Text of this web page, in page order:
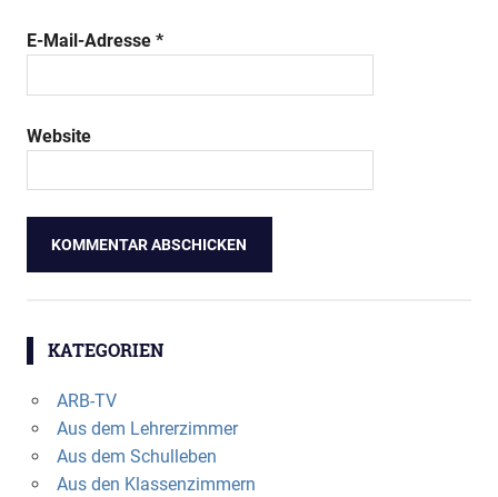
E-Mail-Adresse *
Website
KATEGORIEN
ARB-TV
Aus dem Lehrerzimmer
Aus dem Schulleben
Aus den Klassenzimmern